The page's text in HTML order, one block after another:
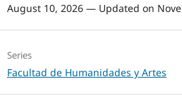
August 10, 2026 — Updated on
Series
Facultad de Humanidades y Artes